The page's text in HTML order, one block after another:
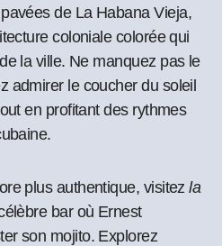
de La Habana Vieja,
coloniale colorée qui
la ville. Ne manquez pas le
admirer le coucher du soleil
en profitant des rythmes
plus authentique, visitezla
bar où Ernest
son mojito. Explorez